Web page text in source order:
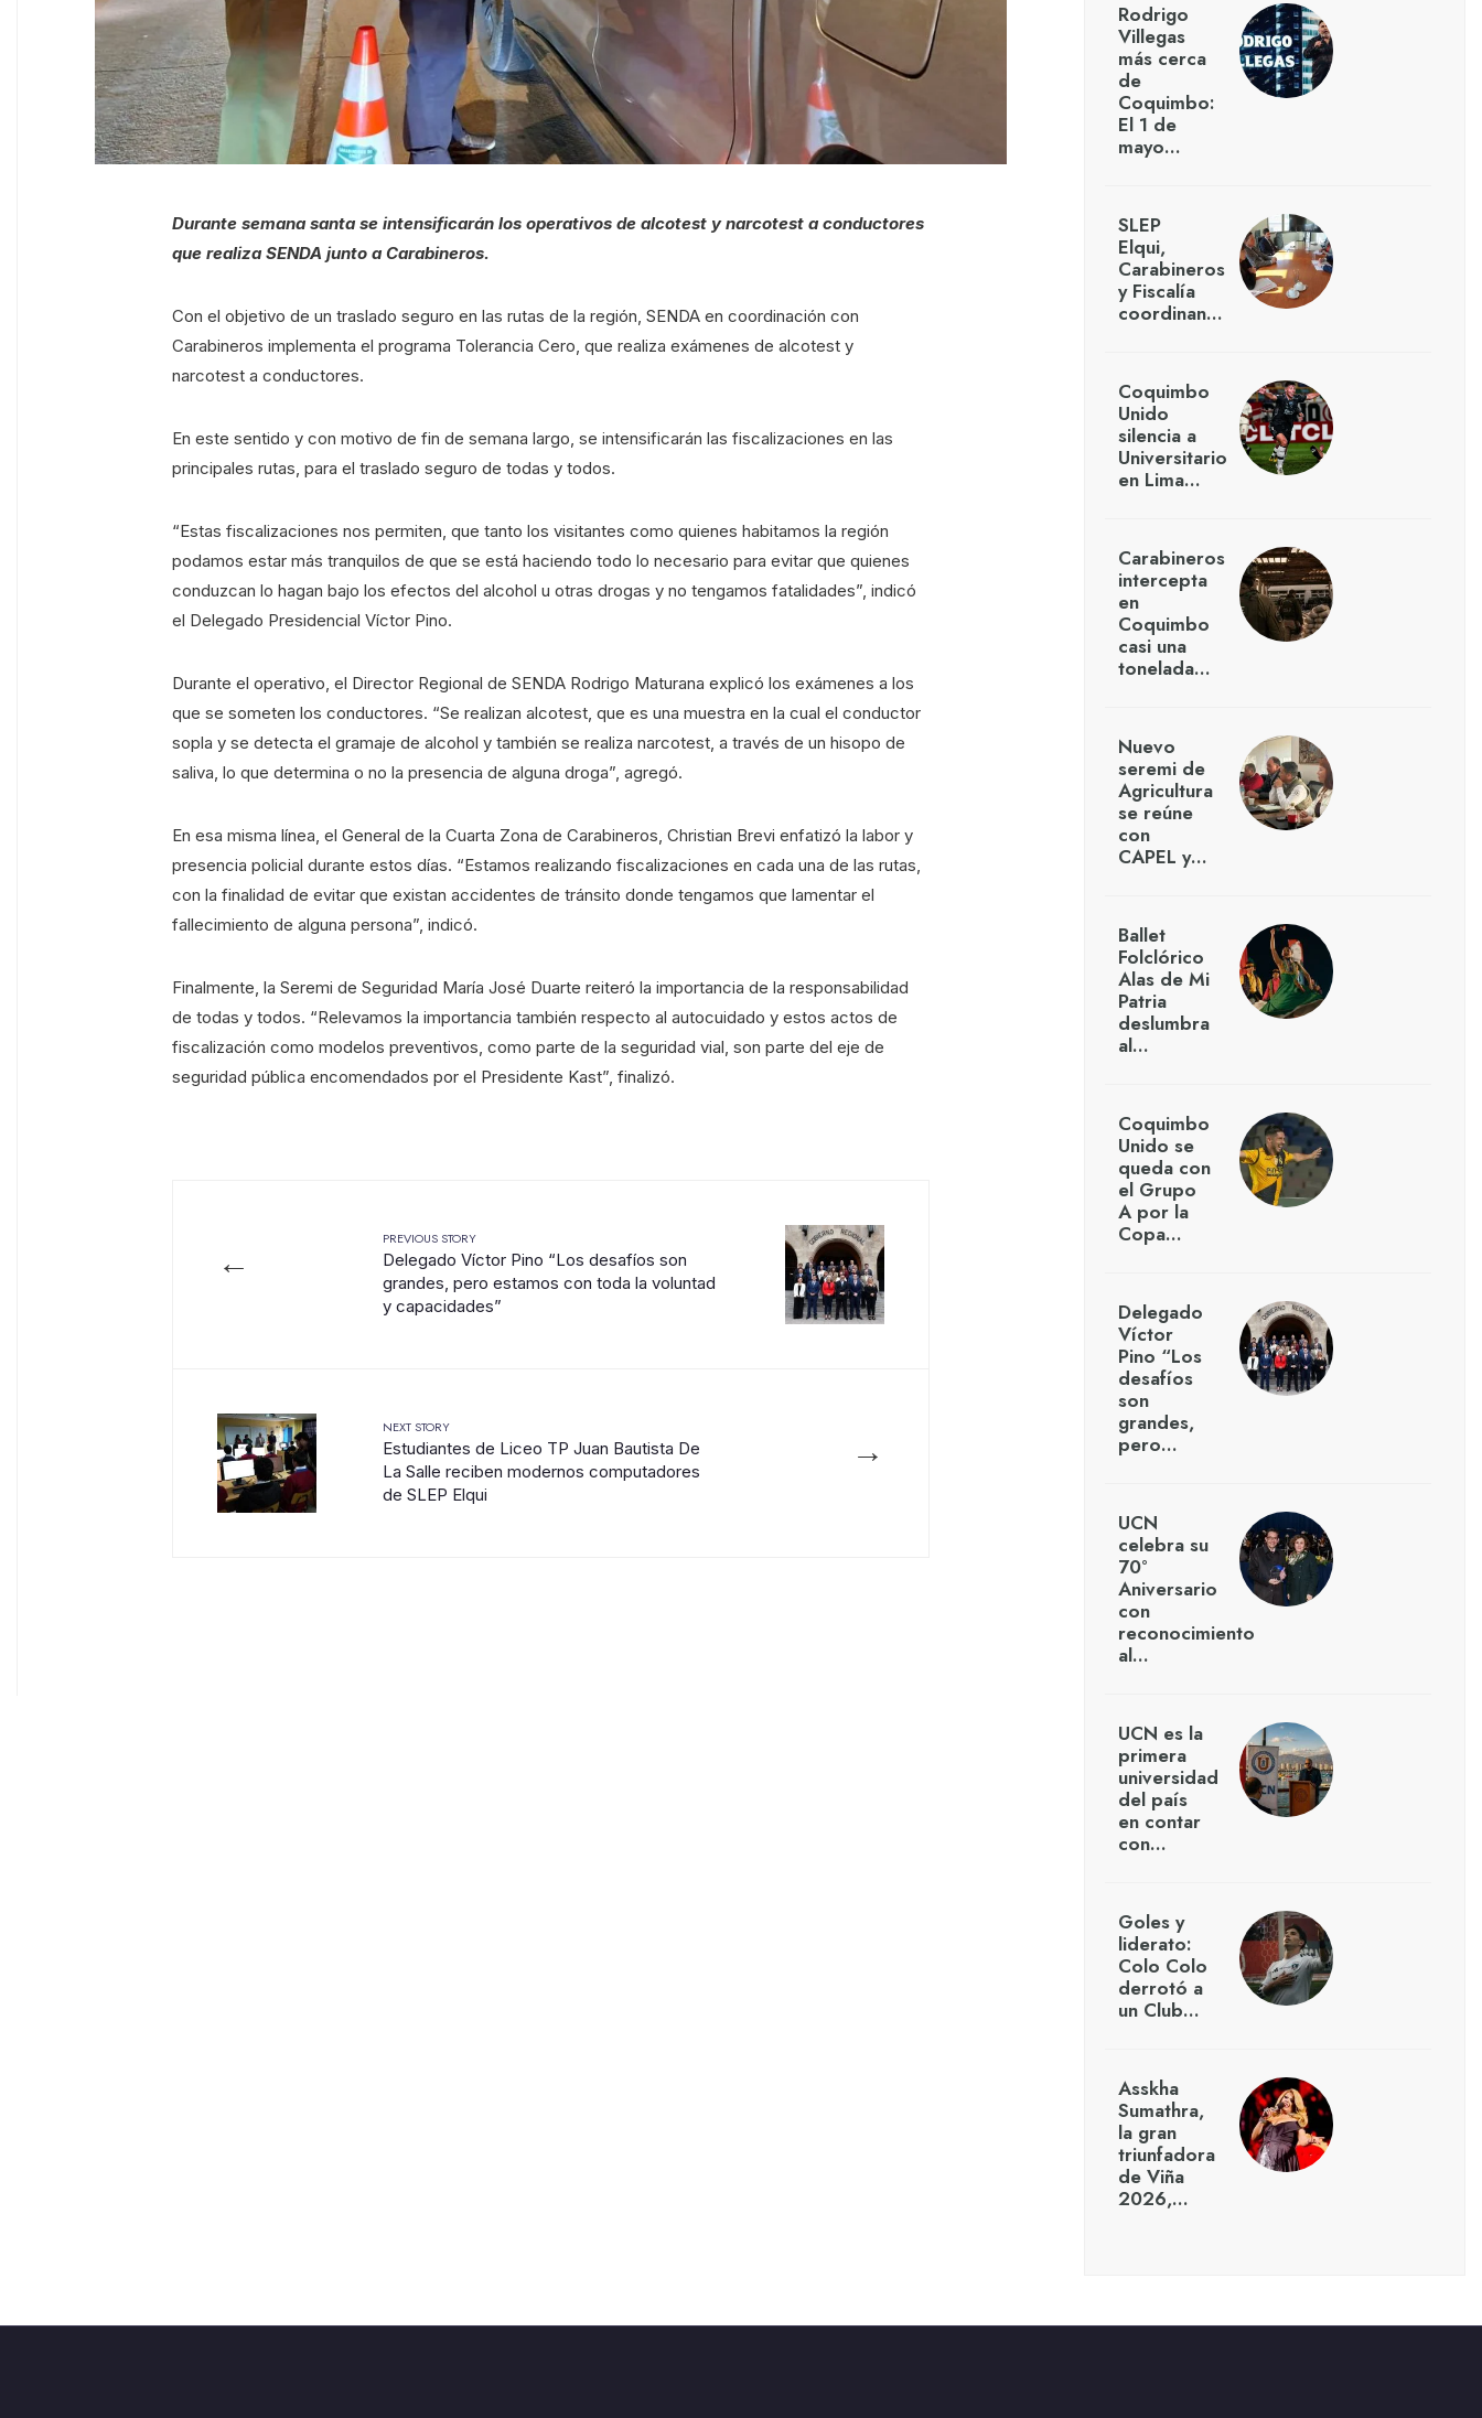
Durante semana santa se intensificarán los operativos de alcotest y narcotest a conductores
que realiza SENDA junto a Carabineros.
Con el objetivo de un traslado seguro en las rutas de la región, SENDA en coordinación con
Carabineros implementa el programa Tolerancia Cero, que realiza exámenes de alcotest y
narcotest a conductores.
En este sentido y con motivo de fin de semana largo, se intensificarán las fiscalizaciones en las
principales rutas, para el traslado seguro de todas y todos.
“Estas fiscalizaciones nos permiten, que tanto los visitantes como quienes habitamos la región
podamos estar más tranquilos de que se está haciendo todo lo necesario para evitar que quienes
conduzcan lo hagan bajo los efectos del alcohol u otras drogas y no tengamos fatalidades”, indicó
el Delegado Presidencial Víctor Pino.
Durante el operativo, el Director Regional de SENDA Rodrigo Maturana explicó los exámenes a los
que se someten los conductores. “Se realizan alcotest, que es una muestra en la cual el conductor
sopla y se detecta el gramaje de alcohol y también se realiza narcotest, a través de un hisopo de
saliva, lo que determina o no la presencia de alguna droga”, agregó.
En esa misma línea, el General de la Cuarta Zona de Carabineros, Christian Brevi enfatizó la labor y
presencia policial durante estos días. “Estamos realizando fiscalizaciones en cada una de las rutas,
con la finalidad de evitar que existan accidentes de tránsito donde tengamos que lamentar el
fallecimiento de alguna persona”, indicó.
Finalmente, la Seremi de Seguridad María José Duarte reiteró la importancia de la responsabilidad
de todas y todos. “Relevamos la importancia también respecto al autocuidado y estos actos de
fiscalización como modelos preventivos, como parte de la seguridad vial, son parte del eje de
seguridad pública encomendados por el Presidente Kast”, finalizó.
←
PREVIOUS STORY
Delegado Víctor Pino “Los desafíos son
grandes, pero estamos con toda la voluntad
y capacidades”
→
NEXT STORY
Estudiantes de Liceo TP Juan Bautista De
La Salle reciben modernos computadores
de SLEP Elqui
Rodrigo
Villegas
más cerca
de
Coquimbo:
El 1 de
mayo…
SLEP
Elqui,
Carabineros
y Fiscalía
coordinan…
Coquimbo
Unido
silencia a
Universitario
en Lima…
Carabineros
intercepta
en
Coquimbo
casi una
tonelada…
Nuevo
seremi de
Agricultura
se reúne
con
CAPEL y…
Ballet
Folclórico
Alas de Mi
Patria
deslumbra
al…
Coquimbo
Unido se
queda con
el Grupo
A por la
Copa…
Delegado
Víctor
Pino “Los
desafíos
son
grandes,
pero…
UCN
celebra su
70°
Aniversario
con
reconocimiento
al…
UCN es la
primera
universidad
del país
en contar
con…
Goles y
liderato:
Colo Colo
derrotó a
un Club…
Asskha
Sumathra,
la gran
triunfadora
de Viña
2026,…